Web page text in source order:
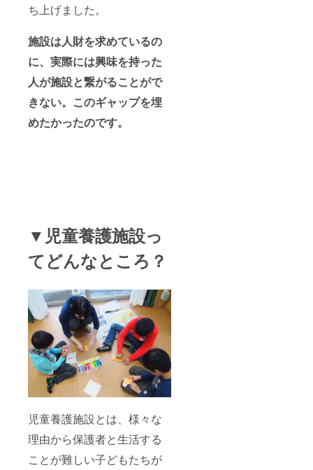
ち上げました。
施設は人財を求めているの
に、実際には興味を持った
人が施設と繋がることがで
きない。このギャップを埋
めたかったのです。
▼児童養護施設っ
てどんなところ？
児童養護施設とは、様々な
理由から保護者と生活する
ことが難しい子どもたちが